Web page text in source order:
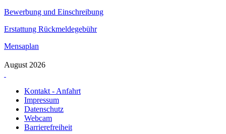
Bewerbung und Einschreibung
Erstattung Rückmeldegebühr
Mensaplan
August 2026
Kontakt - Anfahrt
Impressum
Datenschutz
Webcam
Barrierefreiheit